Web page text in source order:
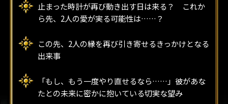
止まった時計が再び動き出す日は来る？ これか
ら先、2人の愛が実る可能性は……？
この先、2人の縁を再び引き寄せるきっかけとなる
出来事
「もし、もう一度やり直せるなら……」彼があな
たとの未来に密かに抱いている切実な望み